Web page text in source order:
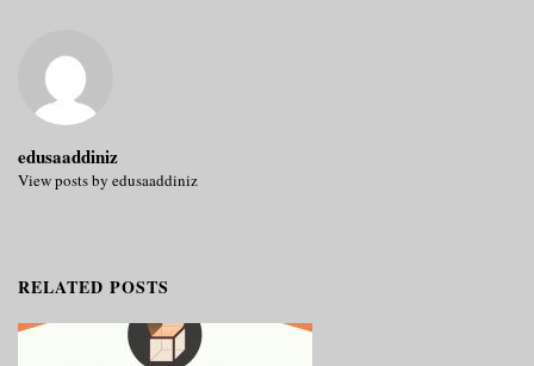
edusaaddiniz
View posts by edusaaddiniz
RELATED POSTS